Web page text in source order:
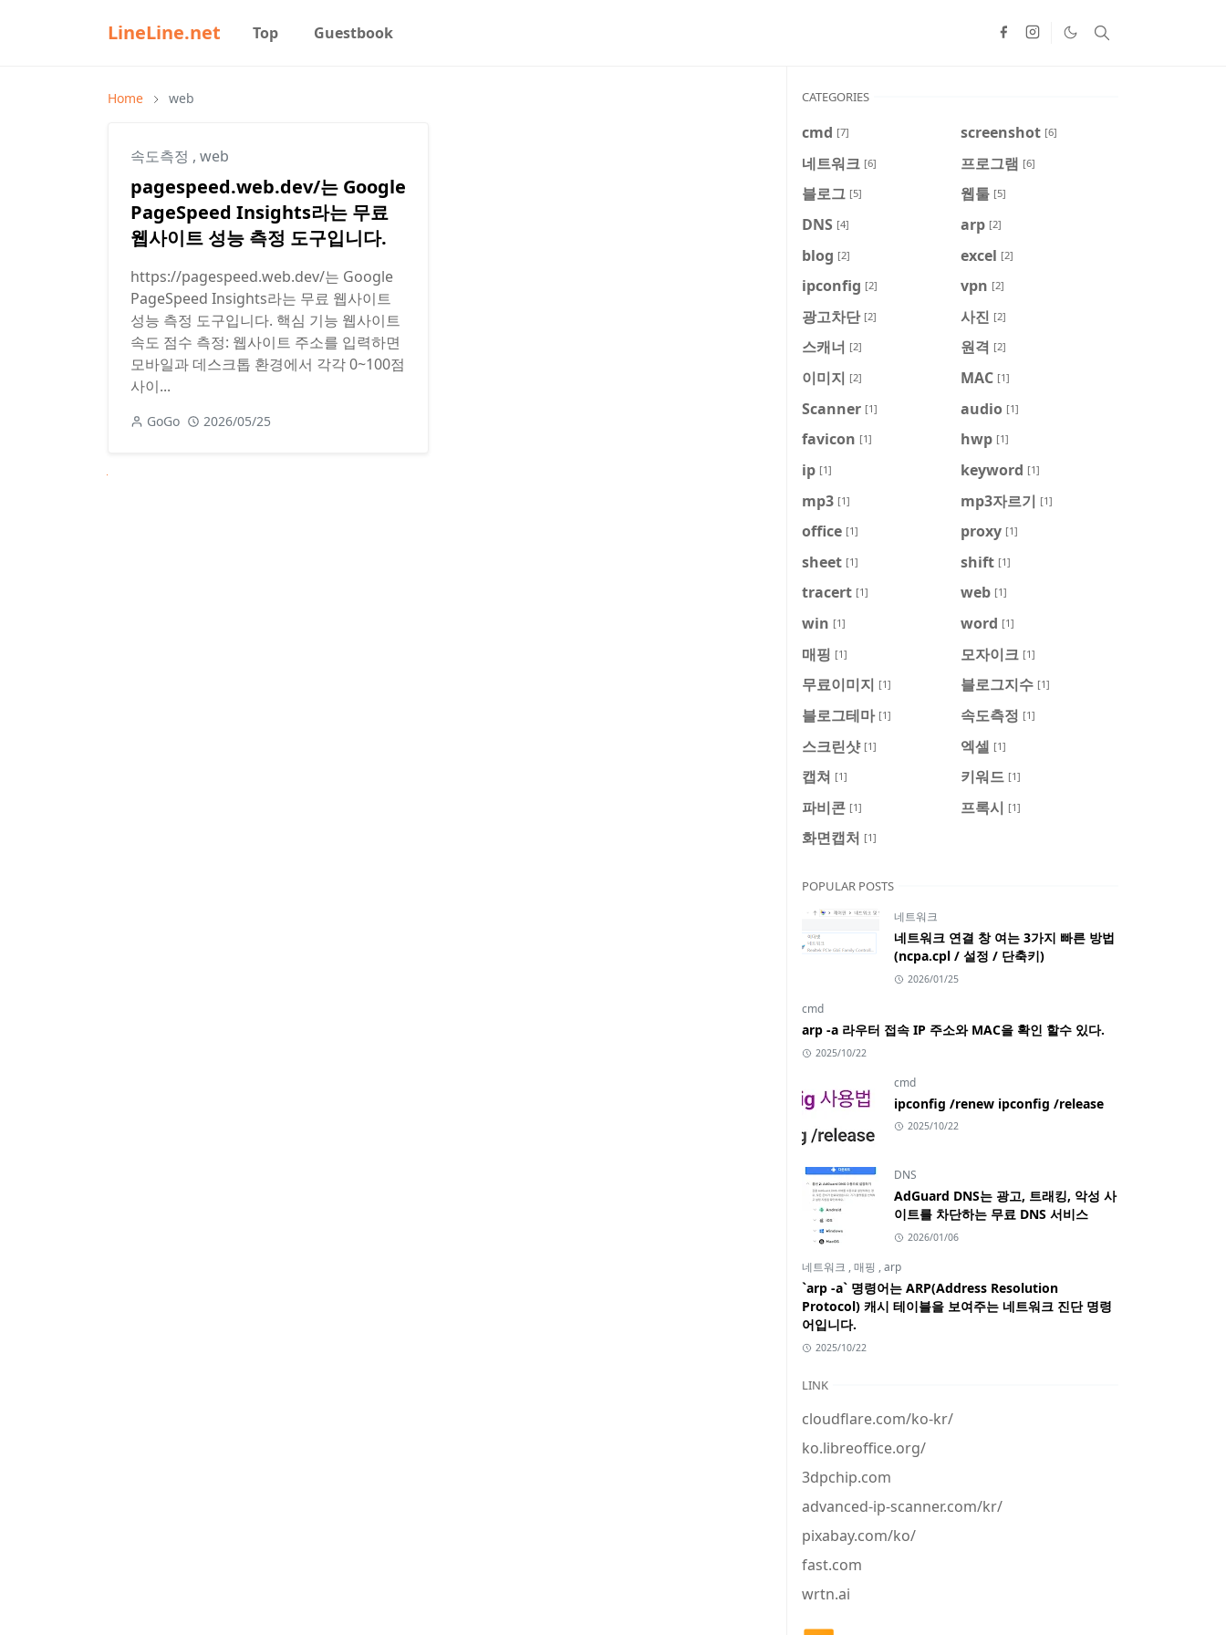
LineLine.net Top Guestbook
Home web
속도측정 , web
pagespeed.web.dev/는 Google
PageSpeed Insights라는 무료
웹사이트 성능 측정 도구입니다.
https://pagespeed.web.dev/는 Google
PageSpeed Insights라는 무료 웹사이트
성능 측정 도구입니다. 핵심 기능 웹사이트
속도 점수 측정: 웹사이트 주소를 입력하면
모바일과 데스크톱 환경에서 각각 0~100점
사이...
GoGo 2026/05/25
CATEGORIES
cmd [7] screenshot [6]
네트워크 [6] 프로그램 [6]
블로그 [5] 웹툴 [5]
DNS [4] arp [2]
blog [2] excel [2]
ipconfig [2] vpn [2]
광고차단 [2] 사진 [2]
스캐너 [2] 원격 [2]
이미지 [2] MAC [1]
Scanner [1] audio [1]
favicon [1] hwp [1]
ip [1] keyword [1]
mp3 [1] mp3자르기 [1]
office [1] proxy [1]
sheet [1] shift [1]
tracert [1] web [1]
win [1] word [1]
매핑 [1] 모자이크 [1]
무료이미지 [1] 블로그지수 [1]
블로그테마 [1] 속도측정 [1]
스크린샷 [1] 엑셀 [1]
캡쳐 [1] 키워드 [1]
파비콘 [1] 프록시 [1]
화면캡처 [1]
POPULAR POSTS
네트워크
네트워크 연결 창 여는 3가지 빠른 방법
(ncpa.cpl / 설정 / 단축키)
2026/01/25
cmd
arp -a 라우터 접속 IP 주소와 MAC을 확인 할수 있다.
2025/10/22
cmd
ipconfig /renew ipconfig /release
2025/10/22
DNS
AdGuard DNS는 광고, 트래킹, 악성 사
이트를 차단하는 무료 DNS 서비스
2026/01/06
네트워크 ,매핑 ,arp
`arp -a` 명령어는 ARP(Address Resolution
Protocol) 캐시 테이블을 보여주는 네트워크 진단 명령
어입니다.
2025/10/22
LINK
cloudflare.com/ko-kr/
ko.libreoffice.org/
3dpchip.com
advanced-ip-scanner.com/kr/
pixabay.com/ko/
fast.com
wrtn.ai